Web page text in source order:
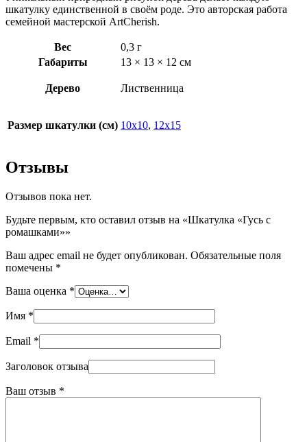
шкатулку единственной в своём роде. Это авторская работа
семейной мастерской ArtCherish.
Вес
0,3 г
Габариты
13 × 13 × 12 см
Дерево Лиственница
Размер шкатулки (см) 10х10, 12х15
Отзывы
Отзывов пока нет.
Будьте первым, кто оставил отзыв на «Шкатулка «Гусь с
ромашками»»
Ваш адрес email не будет опубликован. Обязательные поля
помечены *
Ваша оценка *
Имя *
Email *
Заголовок отзыва
Ваш отзыв *